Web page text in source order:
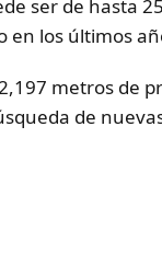
ser de hasta
en los últimos
metros de
de